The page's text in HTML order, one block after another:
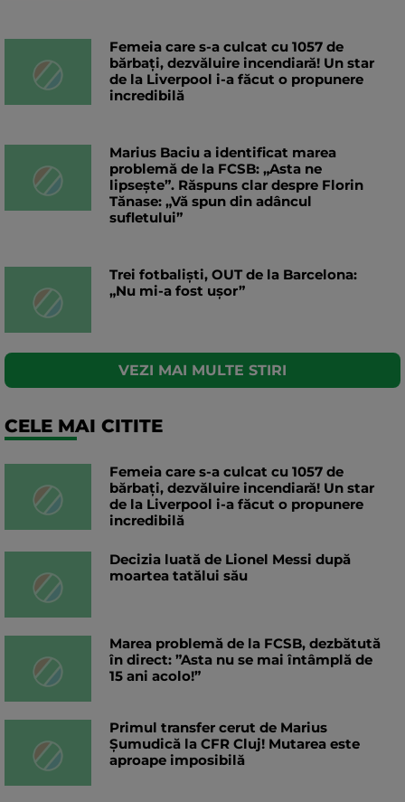
Femeia care s-a culcat cu 1057 de
bărbați, dezvăluire incendiară! Un star
de la Liverpool i-a făcut o propunere
incredibilă
Marius Baciu a identificat marea
problemă de la FCSB: „Asta ne
lipsește”. Răspuns clar despre Florin
Tănase: „Vă spun din adâncul
sufletului”
Trei fotbaliști, OUT de la Barcelona:
„Nu mi-a fost ușor”
VEZI MAI MULTE STIRI
CELE MAI CITITE
Femeia care s-a culcat cu 1057 de
bărbați, dezvăluire incendiară! Un star
de la Liverpool i-a făcut o propunere
incredibilă
Decizia luată de Lionel Messi după
moartea tatălui său
Marea problemă de la FCSB, dezbătută
în direct: ”Asta nu se mai întâmplă de
15 ani acolo!”
Primul transfer cerut de Marius
Șumudică la CFR Cluj! Mutarea este
aproape imposibilă